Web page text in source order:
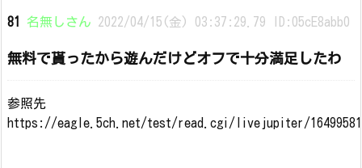
81 名無しさん 2022/04/15(金) 03:37:29.79 ID:05cE8abb0
無料で貰ったから遊んだけどオフで十分満足したわ
参照先
https://eagle.5ch.net/test/read.cgi/livejupiter/